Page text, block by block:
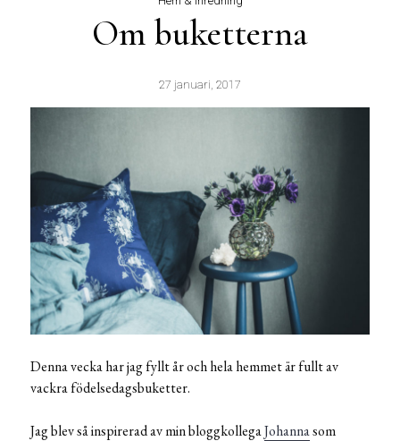
Om buketterna
27 januari, 2017
Denna vecka har jag fyllt år och hela hemmet är fullt av
vackra födelsedagsbuketter.
Jag blev så inspirerad av min bloggkollegaJohannasom